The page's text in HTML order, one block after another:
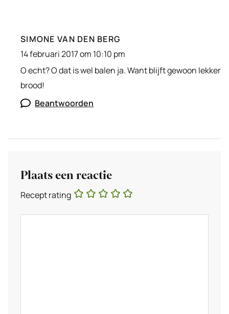
SIMONE VAN DEN BERG
14 februari 2017 om 10:10 pm
O echt? O dat is wel balen ja. Want blijft gewoon lekker
brood!
Beantwoorden
Plaats een reactie
Recept rating